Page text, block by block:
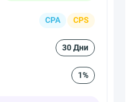
CPA CPS
30 Дни
1%